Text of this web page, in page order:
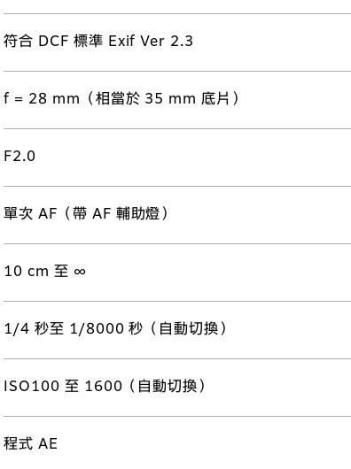
符合 DCF 標準 Exif Ver 2.3
f = 28 mm（相當於 35 mm 底片）
F2.0
單次 AF（帶 AF 輔助燈）
10 cm 至 ∞
1/4 秒至 1/8000 秒（自動切換）
ISO100 至 1600（自動切換）
程式 AE